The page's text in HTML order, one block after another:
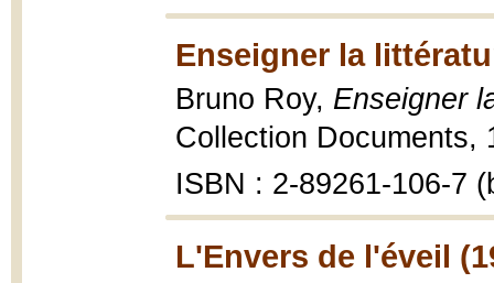
Enseigner la
Bruno Roy, Enseigner
Collection Documents,
ISBN : 2-89261-106-7
L'Envers de l'éveil